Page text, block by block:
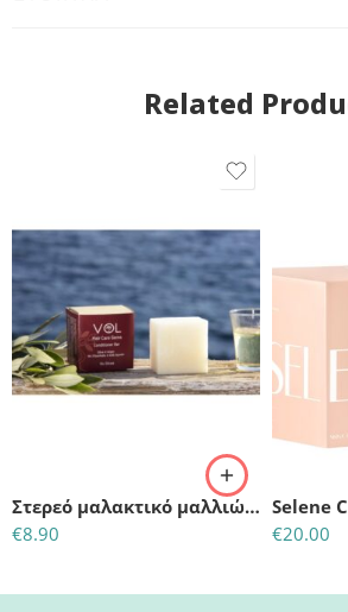
Related
Στερεό μαλακτικό μαλλιών με ελαιόλαδο & αργκάν
€8.90
Selene
€20.00